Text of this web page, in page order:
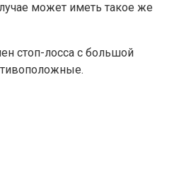
может иметь такое же
стоп-лосса с большой